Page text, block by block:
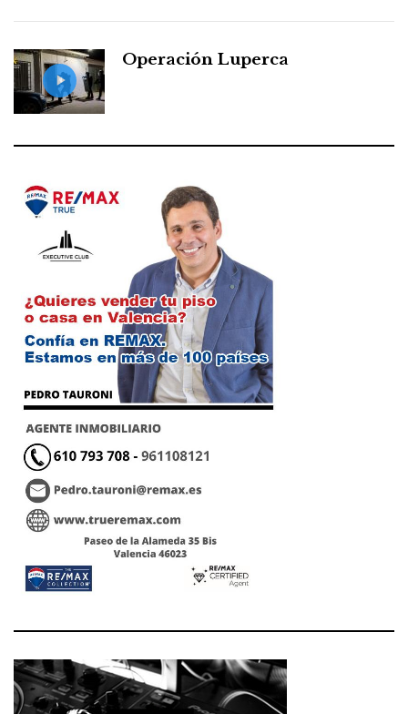
Operación Luperca